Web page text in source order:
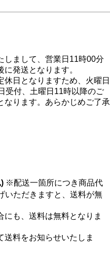
まして、営業日11時00分
発送となります。
日となりますため、火曜日
受付、土曜日11時以降のご
ります。あらかじめご了承
※配送一箇所につき商品代
いただきますと、送料が無
にも、送料は無料となりま
料をお知らせいたしま